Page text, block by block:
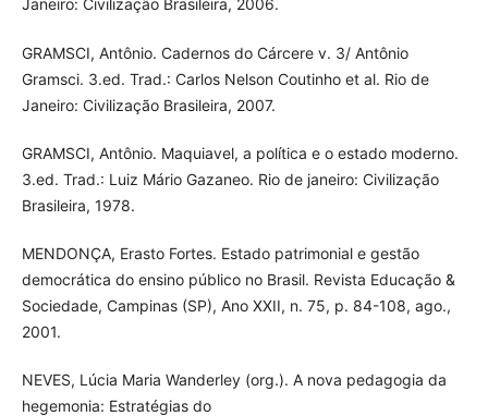
Janeiro: Civilização Brasileira, 2006.
GRAMSCI, Antônio. Cadernos do Cárcere v. 3/ Antônio
Gramsci. 3.ed. Trad.: Carlos Nelson Coutinho et al. Rio de
Janeiro: Civilização Brasileira, 2007.
GRAMSCI, Antônio. Maquiavel, a política e o estado moderno.
3.ed. Trad.: Luiz Mário Gazaneo. Rio de janeiro: Civilização
Brasileira, 1978.
MENDONÇA, Erasto Fortes. Estado patrimonial e gestão
democrática do ensino público no Brasil. Revista Educação &
Sociedade, Campinas (SP), Ano XXII, n. 75, p. 84-108, ago.,
2001.
NEVES, Lúcia Maria Wanderley (org.). A nova pedagogia da
hegemonia: Estratégias do